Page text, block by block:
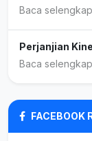
Baca
Perjanjian
Baca
FACEBOOK